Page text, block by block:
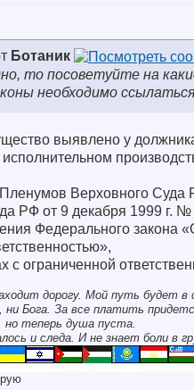
Ботаник
то посоветуйте на
необходимо
выявлено у
Верховного
РФ от 9 декабря 1999 г.
Федерального закона
ограниченной
дорогу. Мой путь будет в
ни Бога. За все платить
но теперь душа пуста.
и следа. И не знает боли в